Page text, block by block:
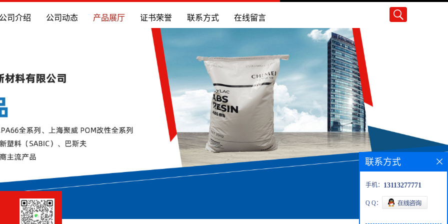
司介绍 公司动态 产品展厅 证书荣誉 联系方式 在线留言
联系方式
手机： 13113277771
Q Q：